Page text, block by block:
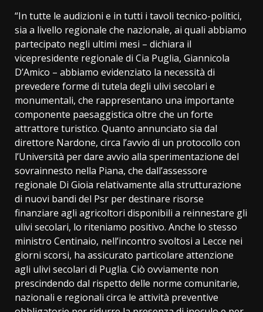
“In tutte le audizioni e in tutti i tavoli tecnico-politici,
sia a livello regionale che nazionale, ai quali abbiamo
partecipato negli ultimi mesi – dichiara il
vicepresidente regionale di Cia Puglia, Giannicola
D’Amico – abbiamo evidenziato la necessità di
prevedere forme di tutela degli ulivi secolari e
monumentali, che rappresentano una importante
componente paesaggistica oltre che un forte
attrattore turistico. Quanto annunciato sia dal
direttore Nardone, circa l’avvio di un protocollo con
l’Università per dare avvio alla sperimentazione del
sovrainnesto nella Piana, che dall’assessore
regionale Di Gioia relativamente alla strutturazione
di nuovi bandi del Psr per destinare risorse
finanziare agli agricoltori disponibili a reinnestare gli
ulivi secolari, lo riteniamo positivo. Anche lo stesso
ministro Centinaio, nell’incontro svoltosi a Lecce nei
giorni scorsi, ha assicurato particolare attenzione
agli ulivi secolari di Puglia. Ciò ovviamente non
prescindendo dal rispetto delle norme comunitarie,
nazionali e regionali circa le attività preventive